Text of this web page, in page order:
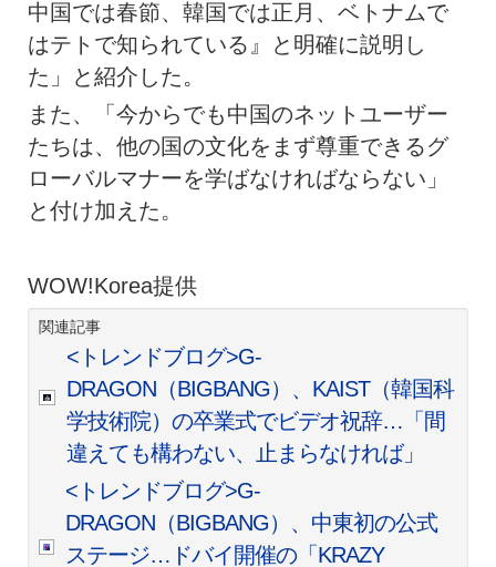
中国では春節、韓国では正月、ベトナムで
はテトで知られている』と明確に説明し
た」と紹介した。
また、「今からでも中国のネットユーザー
たちは、他の国の文化をまず尊重できるグ
ローバルマナーを学ばなければならない」
と付け加えた。
WOW!Korea提供
関連記事
<トレンドブログ>G-
DRAGON（BIGBANG）、KAIST（韓国科
学技術院）の卒業式でビデオ祝辞…「間
違えても構わない、止まらなければ」
<トレンドブログ>G-
DRAGON（BIGBANG）、中東初の公式
ステージ…ドバイ開催の「KRAZY